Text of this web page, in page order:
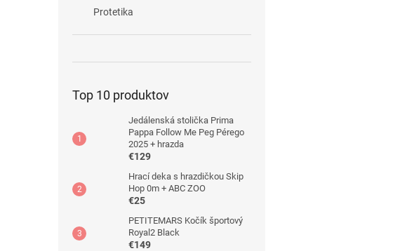
Protetika
Top 10 produktov
Jedálenská stolička Prima
Pappa Follow Me Peg Pérego
2025 + hrazda
€129
Hrací deka s hrazdičkou Skip
Hop 0m + ABC ZOO
€25
PETITEMARS Kočík športový
Royal2 Black
€149